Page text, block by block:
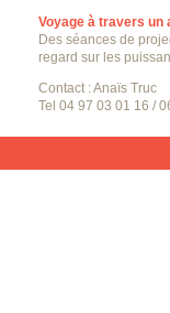
Voyage à travers un
Des séances de
regard sur les
Contact : Anaïs Truc
Tel 04 97 03 01 16 /